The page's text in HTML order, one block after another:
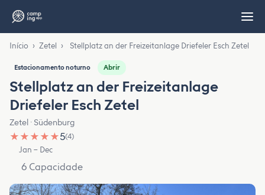
Início › Zetel › Stellplatz an der Freizeitanlage Driefeler Esch Zetel
Estacionamento noturno Abrir
Stellplatz an der Freizeitanlage
Driefeler Esch Zetel
Zetel · Südenburg
★ ★ ★ ★ ★5(4)
Jan – Dec
6 Capacidade